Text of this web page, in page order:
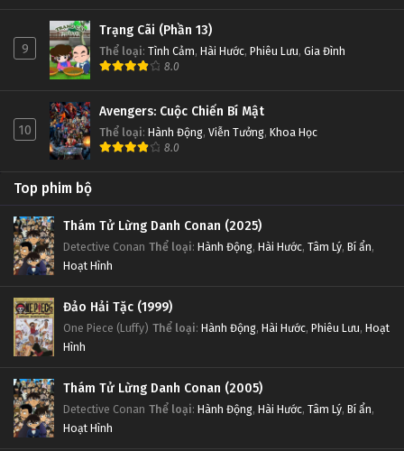
9
Trạng Cãi (Phần 13)
Thể loại: Tình Cảm, Hài Hước, Phiêu Lưu, Gia Đình
8.0
10
Avengers: Cuộc Chiến Bí Mật
Thể loại: Hành Động, Viễn Tưởng, Khoa Học
8.0
Top phim bộ
Thám Tử Lừng Danh Conan (2025)
Detective Conan Thể loại: Hành Động, Hài Hước, Tâm Lý, Bí ẩn,
Hoạt Hình
Đảo Hải Tặc (1999)
One Piece (Luffy) Thể loại: Hành Động, Hài Hước, Phiêu Lưu, Hoạt
Hình
Thám Tử Lừng Danh Conan (2005)
Detective Conan Thể loại: Hành Động, Hài Hước, Tâm Lý, Bí ẩn,
Hoạt Hình